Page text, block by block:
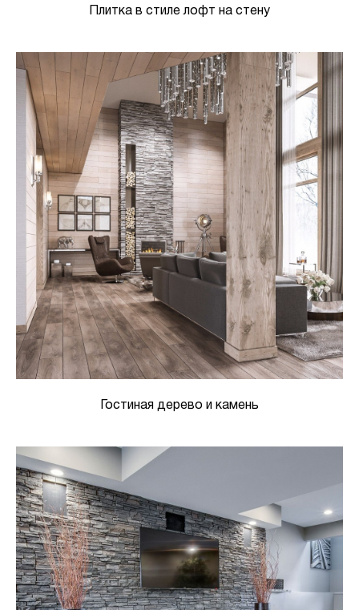
Плитка в стиле лофт на стену
Гостиная дерево и камень